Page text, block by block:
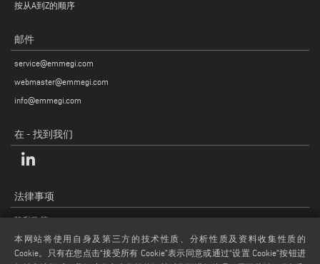
按从A到Z的顺序
邮件
service@emmegi.com
webmaster@emmegi.com
info@emmegi.com
在 - 找到我们
法律事项
隐私政策
法律说明
COOKIE 政策
本网站将使用自身及第三方的技术性质、分析性质及资料收集性质的
Cookie。只有在您点击“接受所有 Cookie”表示同意或通过“设置 Cookie”按钮进